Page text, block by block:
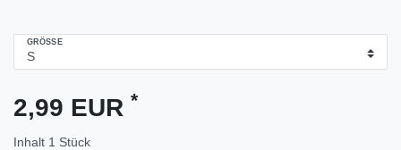
GRÖSSE
2,99 EUR *
Inhalt 1 Stück